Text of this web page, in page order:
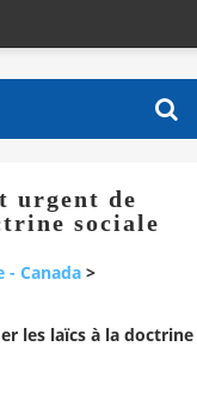
urgent de
sociale
- Canada >
les laïcs à la doctrine